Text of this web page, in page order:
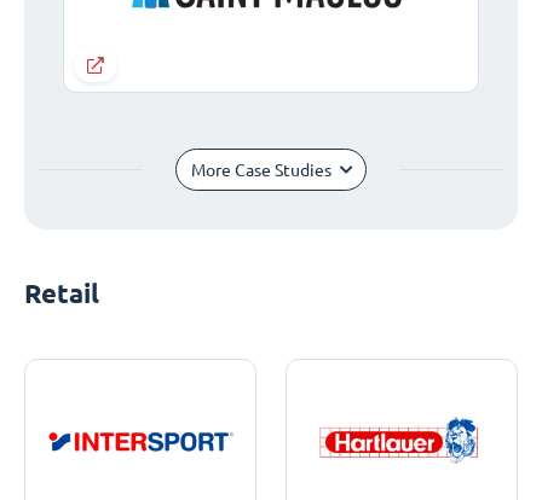
More Case Studies
Retail